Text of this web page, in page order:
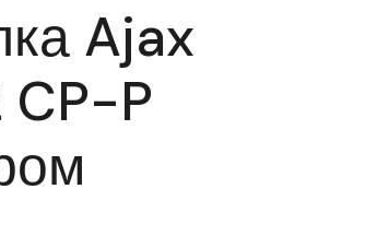
Ajax
P